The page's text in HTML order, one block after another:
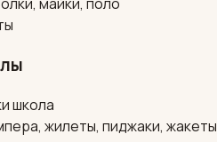
школа
жилеты, пиджаки, жакеты